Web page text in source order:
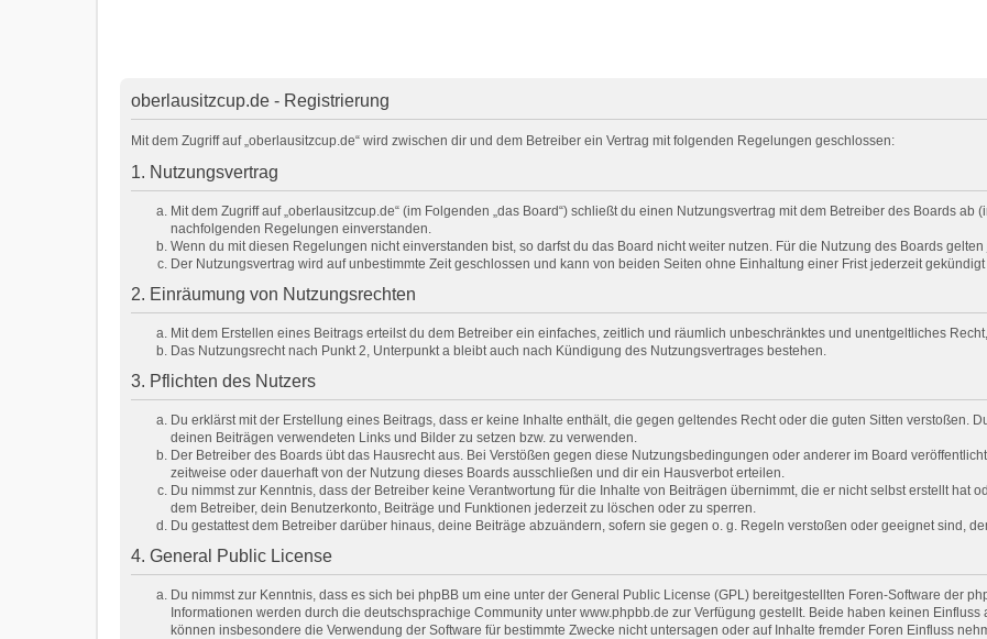
oberlausitzcup.de - Registrierung
Mit dem Zugriff auf „oberlausitzcup.de“ wird zwischen dir und dem Betreiber ein Vertrag mit folgenden Regelungen geschlossen:
1. Nutzungsvertrag
Mit dem Zugriff auf „oberlausitzcup.de“ (im Folgenden „das Board“) schließt du einen Nutzungsvertrag mit dem Betreiber des Boards ab
nachfolgenden Regelungen einverstanden.
Wenn du mit diesen Regelungen nicht einverstanden bist, so darfst du das Board nicht weiter nutzen. Für die Nutzung des Boards
Der Nutzungsvertrag wird auf unbestimmte Zeit geschlossen und kann von beiden Seiten ohne Einhaltung einer Frist jederzeit
2. Einräumung von Nutzungsrechten
Mit dem Erstellen eines Beitrags erteilst du dem Betreiber ein einfaches, zeitlich und räumlich unbeschränktes und unentgeltliches
Das Nutzungsrecht nach Punkt 2, Unterpunkt a bleibt auch nach Kündigung des Nutzungsvertrages bestehen.
3. Pflichten des Nutzers
Du erklärst mit der Erstellung eines Beitrags, dass er keine Inhalte enthält, die gegen geltendes Recht oder die guten Sitten verstoßen.
deinen Beiträgen verwendeten Links und Bilder zu setzen bzw. zu verwenden.
Der Betreiber des Boards übt das Hausrecht aus. Bei Verstößen gegen diese Nutzungsbedingungen oder anderer im Board
zeitweise oder dauerhaft von der Nutzung dieses Boards ausschließen und dir ein Hausverbot erteilen.
Du nimmst zur Kenntnis, dass der Betreiber keine Verantwortung für die Inhalte von Beiträgen übernimmt, die er nicht selbst erstellt hat
dem Betreiber, dein Benutzerkonto, Beiträge und Funktionen jederzeit zu löschen oder zu sperren.
Du gestattest dem Betreiber darüber hinaus, deine Beiträge abzuändern, sofern sie gegen o. g. Regeln verstoßen oder geeignet sind,
4. General Public License
Du nimmst zur Kenntnis, dass es sich bei phpBB um eine unter der General Public License (GPL) bereitgestellten Foren-Software der
Informationen werden durch die deutschsprachige Community unter www.phpbb.de zur Verfügung gestellt. Beide haben keinen
können insbesondere die Verwendung der Software für bestimmte Zwecke nicht untersagen oder auf Inhalte fremder Foren Einfluss